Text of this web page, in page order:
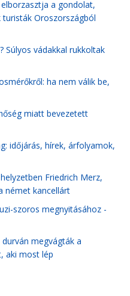
a gondolat,
Oroszországból
Súlyos vádakkal rukkoltak
ha nem válik be,
miatt bevezetett
időjárás, hírek, árfolyamok,
Friedrich Merz,
német kancellárt
szoros megnyitásához -
megvágták a
aki most lép